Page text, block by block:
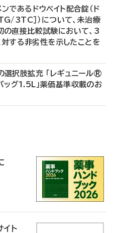
であるドウベイト配合錠（ド
3TC］）について、未治療
直接比較試験において、3
る非劣性を示したことを
択肢拡充 「レギュニール®
グ1.5L」薬価基準収載のお
ト